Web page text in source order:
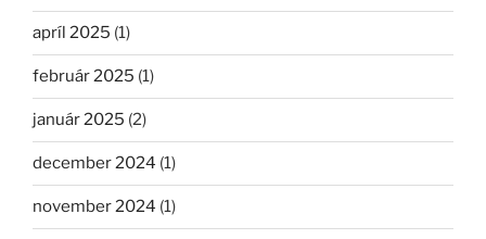
apríl 2025 (1)
február 2025 (1)
január 2025 (2)
december 2024 (1)
november 2024 (1)